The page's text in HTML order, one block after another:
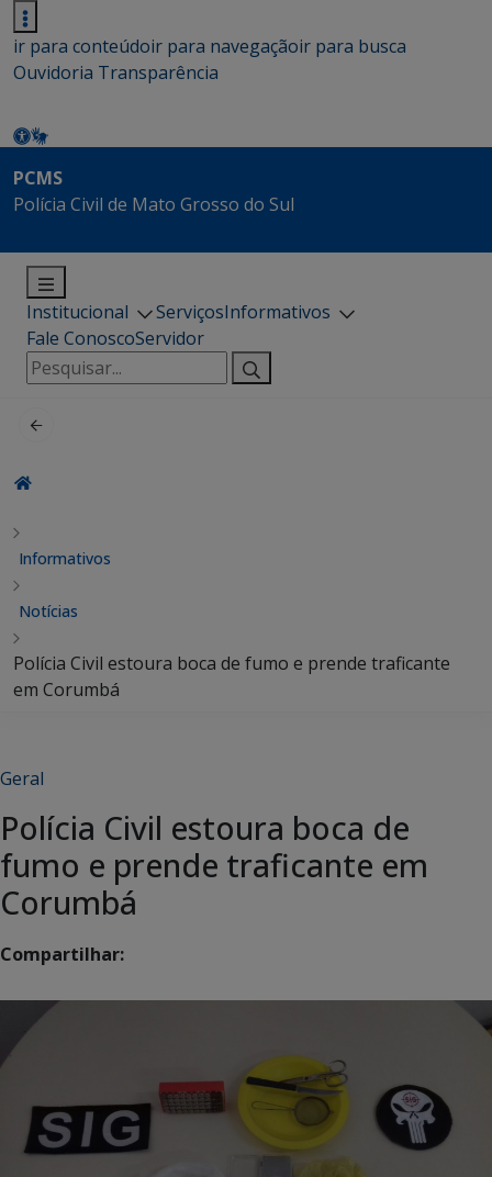
ir para conteúdoir para navegaçãoir para busca
Ouvidoria Transparência
PCMS
Polícia Civil de Mato Grosso do Sul
Institucional ServiçosInformativos
Fale ConoscoServidor
Pesquisar
por:
Informativos
Notícias
Polícia Civil estoura boca de fumo e prende traficante
em Corumbá
Geral
Polícia Civil estoura boca de
fumo e prende traficante em
Corumbá
Compartilhar: